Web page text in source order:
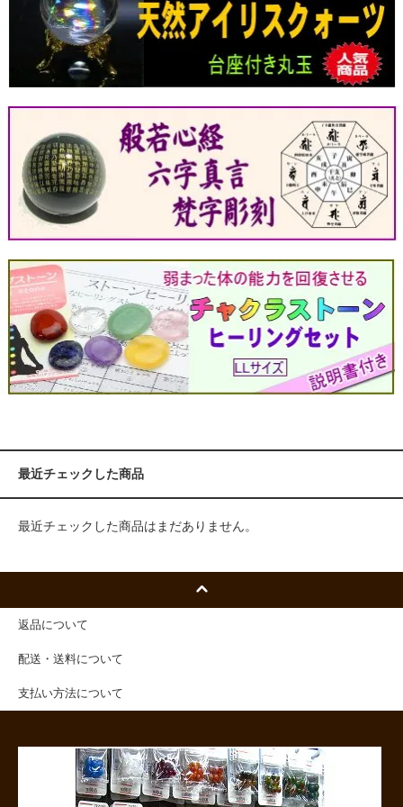
最近チェックした商品
最近チェックした商品はまだありません。
返品について
配送・送料について
支払い方法について